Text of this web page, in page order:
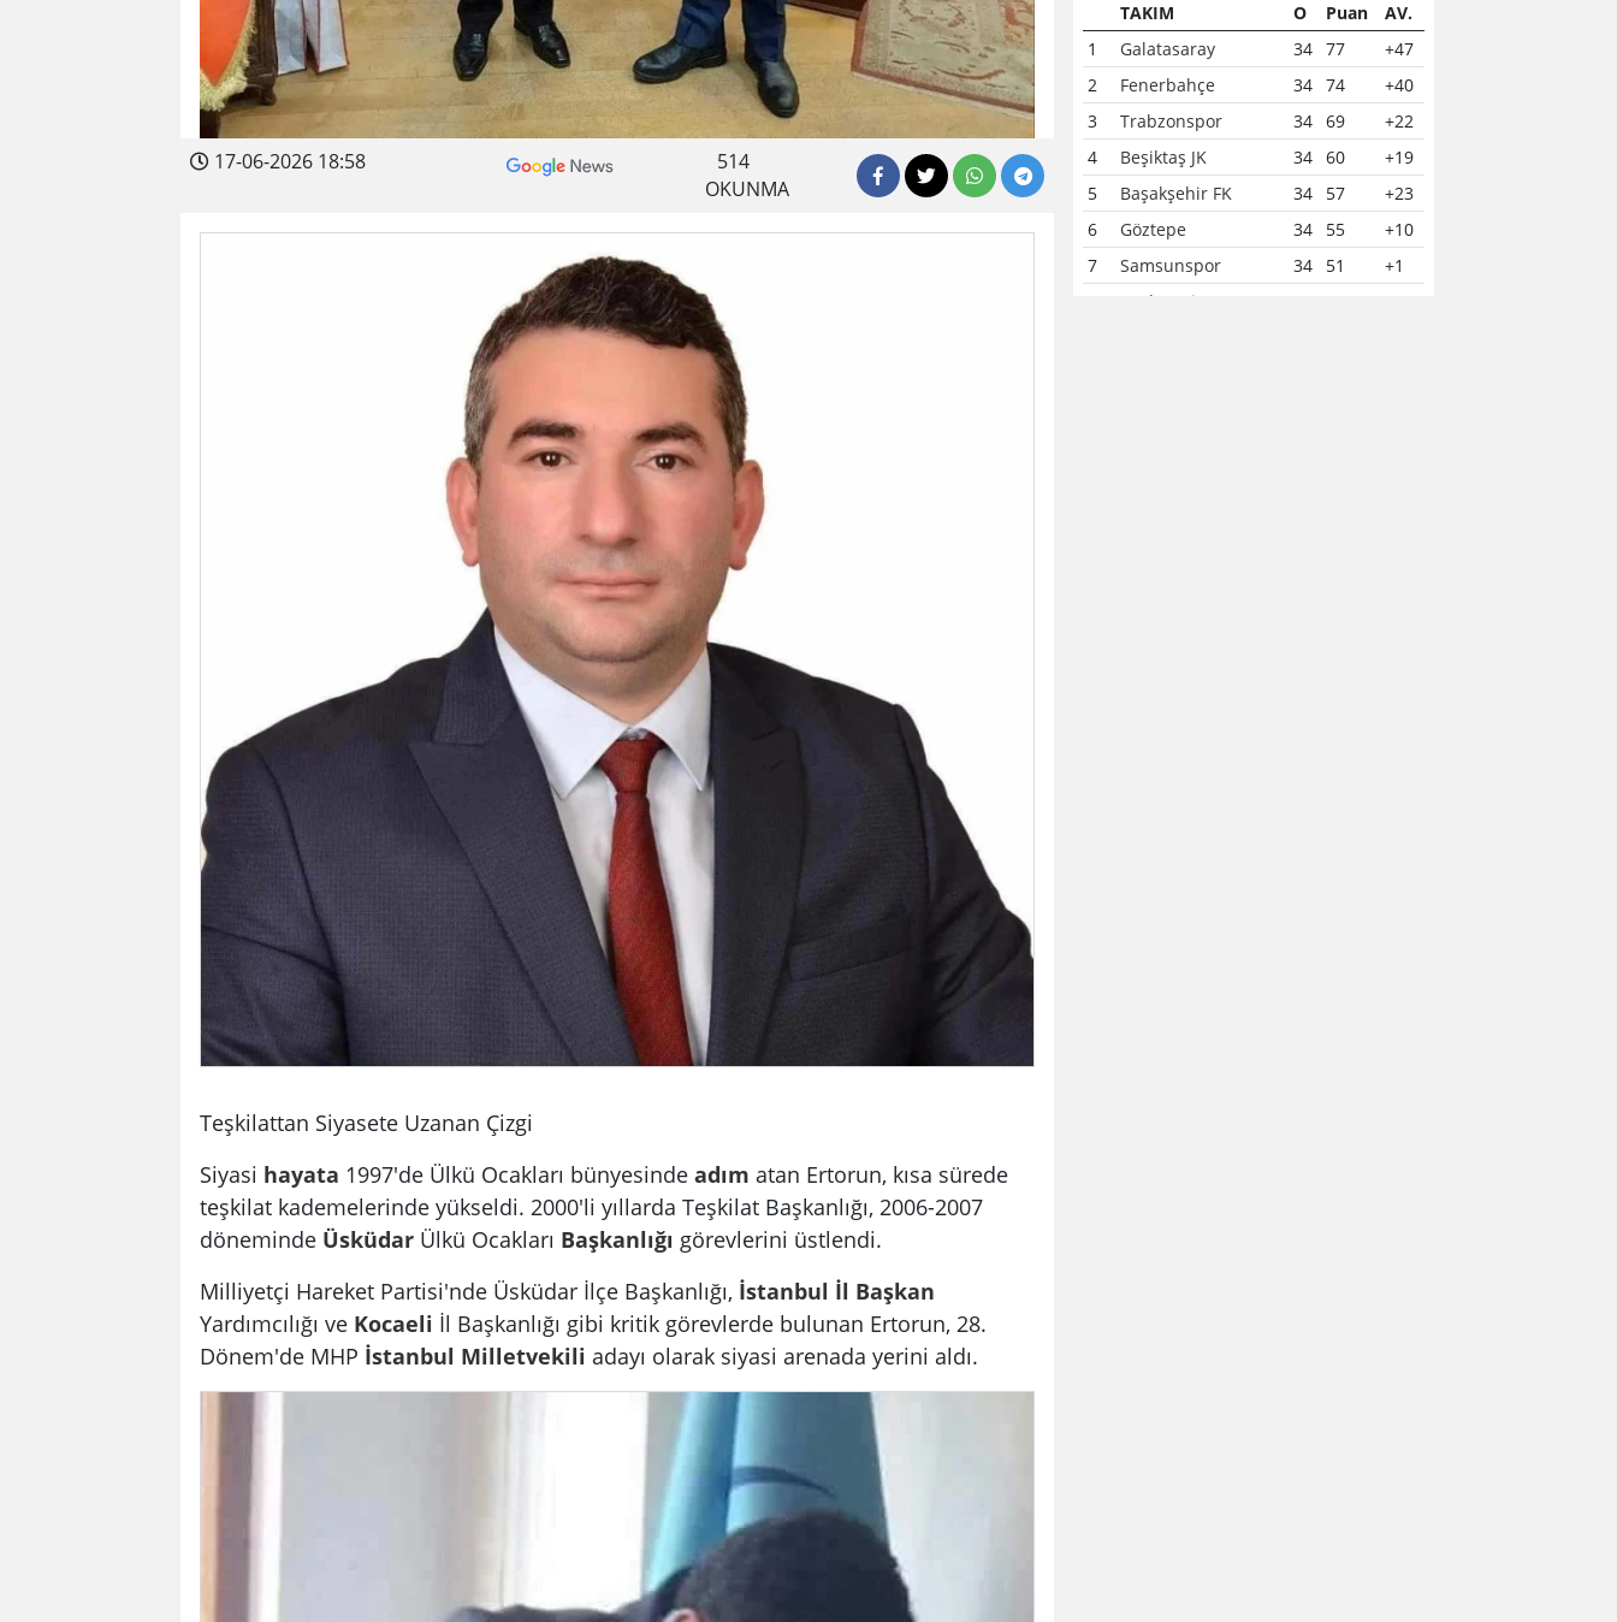
17-06-2026 18:58
514
OKUNMA
Teşkilattan Siyasete Uzanan Çizgi
Siyasi hayata 1997'de Ülkü Ocakları bünyesinde adım atan Ertorun, kısa sürede
teşkilat kademelerinde yükseldi. 2000'li yıllarda Teşkilat Başkanlığı, 2006-2007
döneminde Üsküdar Ülkü Ocakları Başkanlığı görevlerini üstlendi.
Milliyetçi Hareket Partisi'nde Üsküdar İlçe Başkanlığı, İstanbul İl Başkan
Yardımcılığı ve Kocaeli İl Başkanlığı gibi kritik görevlerde bulunan Ertorun, 28.
Dönem'de MHP İstanbul Milletvekili adayı olarak siyasi arenada yerini aldı.
TAKIM O Puan
AV.
1
Galatasaray 34 77
+47
2
Fenerbahçe 34 74
+40
3
Trabzonspor 34 69
+22
4
Beşiktaş JK 34 60
+19
5
Başakşehir FK 34 57
+23
6
Göztepe 34 55
+10
7
Samsunspor 34 51
+1
Çaykur Rizespor